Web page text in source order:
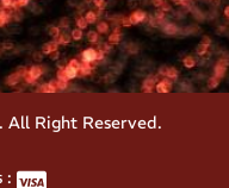
Right Reserved.
: